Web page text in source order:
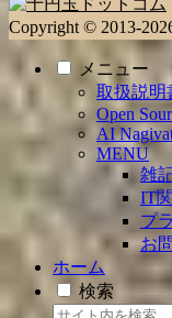
Copyright © 2013-
メニュー
取扱説明
Open
AI
MENU
雑
IT
プ
お
ホーム
検索